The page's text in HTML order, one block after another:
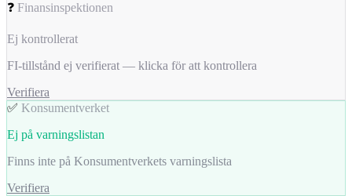
❓ Finansinspektionen
Ej kontrollerat
FI-tillstånd ej verifierat — klicka för att kontrollera
Verifiera
✅ Konsumentverket
Ej på varningslistan
Finns inte på Konsumentverkets varningslista
Verifiera